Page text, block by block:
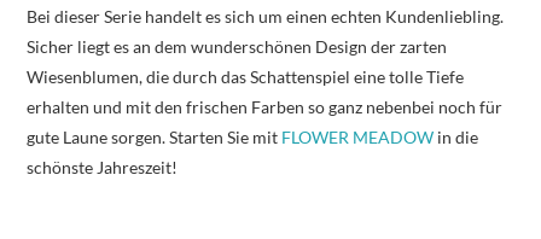
Bei dieser Serie handelt es sich um einen echten Kundenliebling.
Sicher liegt es an dem wunderschönen Design der zarten
Wiesenblumen, die durch das Schattenspiel eine tolle Tiefe
erhalten und mit den frischen Farben so ganz nebenbei noch für
gute Laune sorgen. Starten Sie mit FLOWER MEADOW in die
schönste Jahreszeit!